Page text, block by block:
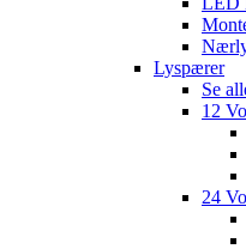
Lyspærer
Se
12
24